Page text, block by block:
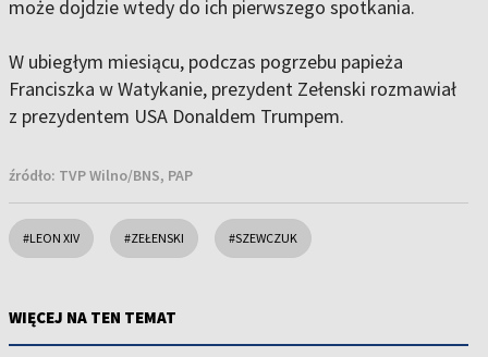
może dojdzie wtedy do ich pierwszego spotkania.
W ubiegłym miesiącu, podczas pogrzebu papieża
Franciszka w Watykanie, prezydent Zełenski rozmawiał
z prezydentem USA Donaldem Trumpem.
źródło: TVP Wilno/BNS, PAP
#LEON XIV #ZEŁENSKI #SZEWCZUK
WIĘCEJ NA TEN TEMAT